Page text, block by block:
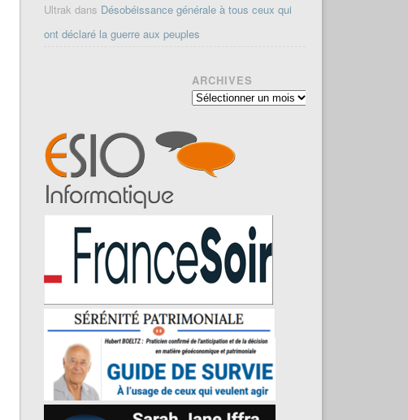
Ultrak dans Désobéissance générale à tous ceux qui
ont déclaré la guerre aux peuples
ARCHIVES
Archives